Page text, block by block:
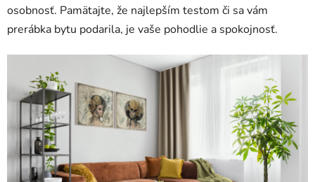
osobnosť. Pamätajte, že najlepším testom či sa vám
prerábka bytu podarila, je vaše pohodlie a spokojnosť.